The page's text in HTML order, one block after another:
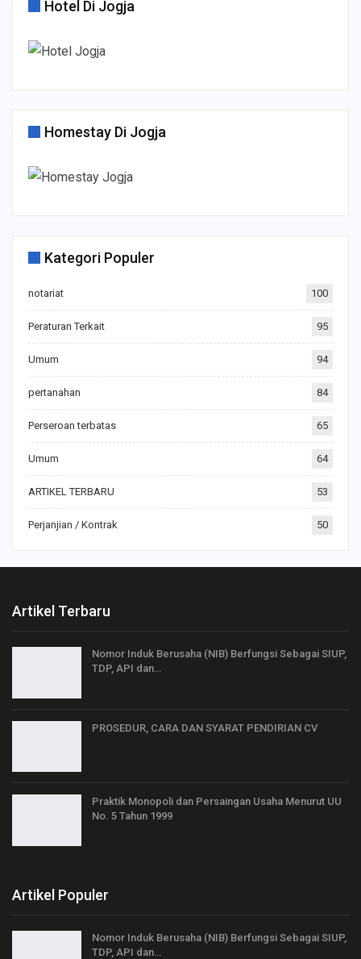
Hotel Di Jogja
Homestay Di Jogja
Kategori Populer
notariat 100
Peraturan Terkait 95
Umum 94
pertanahan 84
Perseroan terbatas 65
Umum 64
ARTIKEL TERBARU 53
Perjanjian / Kontrak 50
Artikel Terbaru
Nomor Induk Berusaha (NIB) Berfungsi Sebagai SIUP,
TDP, API dan…
PROSEDUR, CARA DAN SYARAT PENDIRIAN CV
Praktik Monopoli dan Persaingan Usaha Menurut UU
No. 5 Tahun 1999
Artikel Populer
Nomor Induk Berusaha (NIB) Berfungsi Sebagai SIUP,
TDP, API dan…